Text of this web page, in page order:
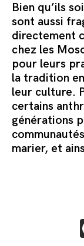
Bien qu’ils
sont aussi
directement
chez les
pour leurs
la tradition
leur culture.
certains
générations
marier, et